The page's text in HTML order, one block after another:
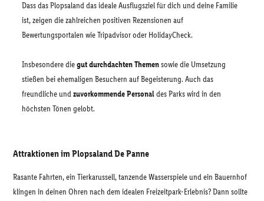
Dass das Plopsaland das ideale Ausflugsziel für dich und deine Familie
ist, zeigen die zahlreichen positiven Rezensionen auf
Bewertungsportalen wie Tripadvisor oder HolidayCheck.
Insbesondere diegut durchdachten Themensowie die Umsetzung
stießen bei ehemaligen Besuchern auf Begeisterung. Auch das
freundliche undzuvorkommende Personaldes Parks wird in den
höchsten Tönen gelobt.
Attraktionen im Plopsaland De Panne
Rasante Fahrten, ein Tierkarussell, tanzende Wasserspiele und ein Bauernhof
klingen in deinen Ohren nach dem idealen Freizeitpark-Erlebnis? Dann sollte